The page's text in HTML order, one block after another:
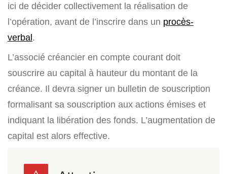
ici de décider collectivement la réalisation de
l’opération, avant de l’inscrire dans un procès-
verbal.
L’associé créancier en compte courant doit
souscrire au capital à hauteur du montant de la
créance. Il devra signer un bulletin de souscription
formalisant sa souscription aux actions émises et
indiquant la libération des fonds. L’augmentation de
capital est alors effective.